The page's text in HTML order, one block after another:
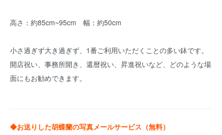
高さ：約85cm~95cm 幅：約50cm
小さ過ぎず大き過ぎず、1番ご利用いただくことの多い鉢です。
開店祝い、事務所開き、還暦祝い、昇進祝いなど、どのような場
面にもお勧めできます。
◆お送りした胡蝶蘭の写真メールサービス（無料）